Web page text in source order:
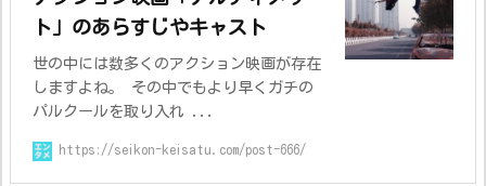
ト」のあらすじやキャスト
世の中には数多くのアクション映画が存在
しますよね。 その中でもより早くガチの
パルクールを取り入れ ...
https://seikon-keisatu.com/post-666/